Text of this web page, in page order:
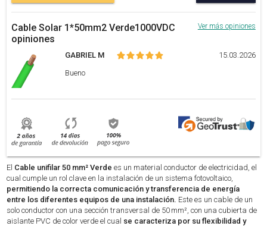
Cable Solar 1*50mm2 Verde1000VDC
opiniones
Ver más opiniones
GABRIEL M
15.03.2026
Bueno
El Cable unifilar 50 mm² Verde es un material conductor de electricidad, el
cual cumple un rol clave en la instalación de un sistema fotovoltaico,
permitiendo la correcta comunicación y transferencia de energía
entre los diferentes equipos de una instalación. Este es un cable de un
solo conductor con una sección transversal de 50 mm², con una cubierta de
aislante PVC de color verde el cual se caracteriza por su flexibilidad y